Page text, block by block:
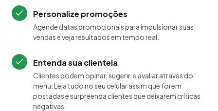
Personalize promoções
Agende datas promocionais para impulsionar suas
vendas e veja resultados em tempo real.
Entenda sua clientela
Clientes podem opinar, sugerir, e avaliar através do
menu. Leia tudo no seu celular assim que forem
postadas e surpreenda clientes que deixarem críticas
negativas.